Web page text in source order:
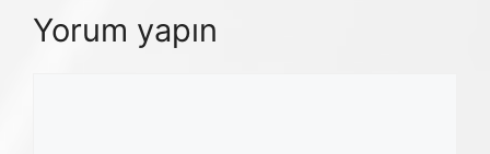
Yorum yapın